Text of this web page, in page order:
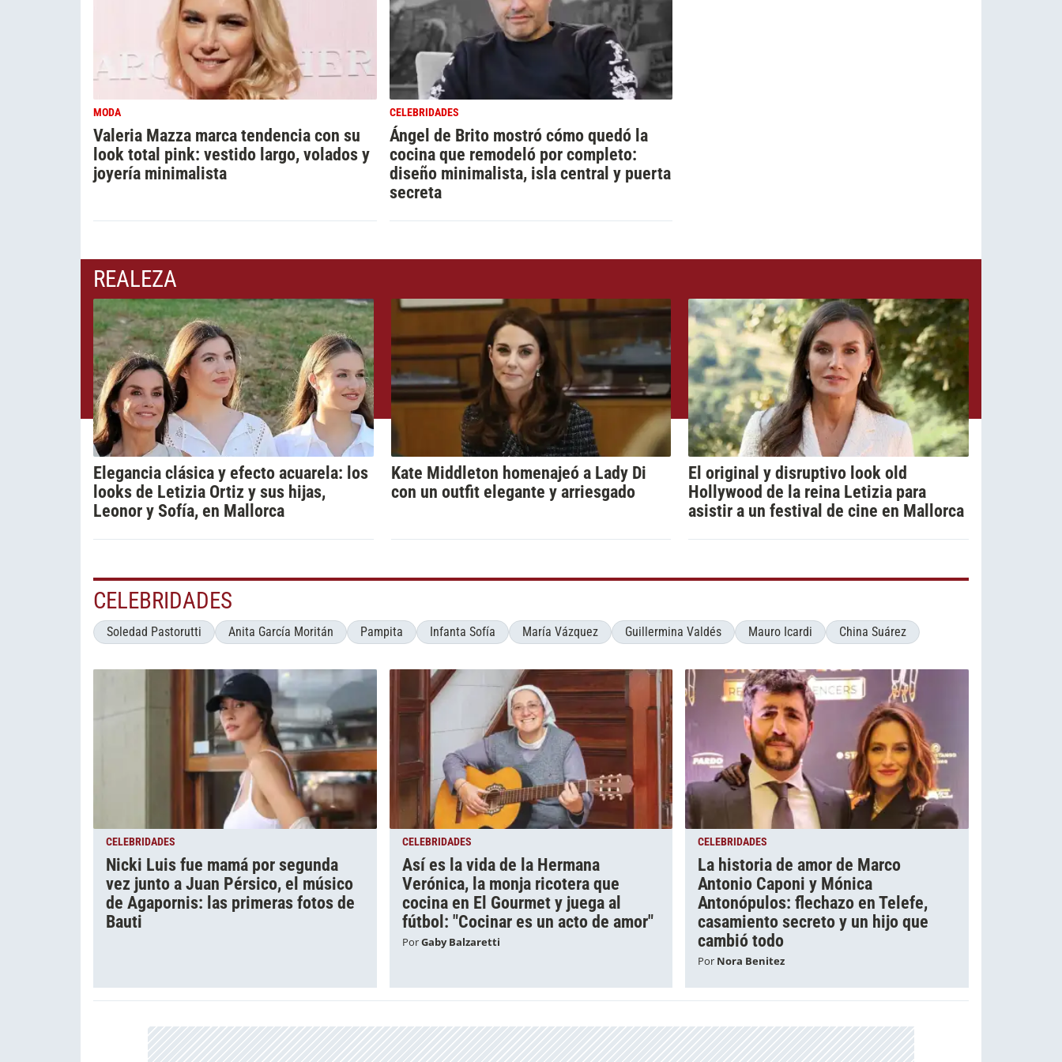
MODA
Valeria Mazza marca tendencia con su
look total pink: vestido largo, volados y
joyería minimalista
CELEBRIDADES
Ángel de Brito mostró cómo quedó la
cocina que remodeló por completo:
diseño minimalista, isla central y puerta
secreta
REALEZA
Elegancia clásica y efecto acuarela: los
looks de Letizia Ortiz y sus hijas,
Leonor y Sofía, en Mallorca
Kate Middleton homenajeó a Lady Di
con un outfit elegante y arriesgado
El original y disruptivo look old
Hollywood de la reina Letizia para
asistir a un festival de cine en Mallorca
CELEBRIDADES
Soledad Pastorutti Anita García Moritán Pampita Infanta Sofía María Vázquez Guillermina Valdés Mauro Icardi China Suárez
CELEBRIDADES
Nicki Luis fue mamá por segunda
vez junto a Juan Pérsico, el músico
de Agapornis: las primeras fotos de
Bauti
CELEBRIDADES
Así es la vida de la Hermana
Verónica, la monja ricotera que
cocina en El Gourmet y juega al
fútbol: "Cocinar es un acto de amor"
PorGaby Balzaretti
CELEBRIDADES
La historia de amor de Marco
Antonio Caponi y Mónica
Antonópulos: flechazo en Telefe,
casamiento secreto y un hijo que
cambió todo
Por Nora Benitez